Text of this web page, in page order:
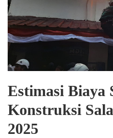
Estimasi Biaya
Konstruksi
2025